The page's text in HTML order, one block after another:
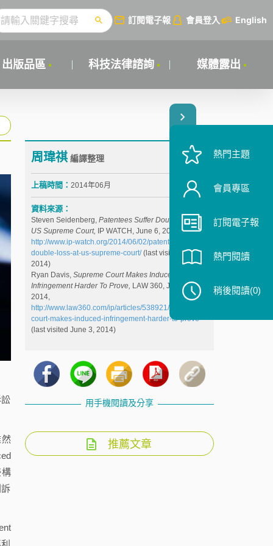
訂閱電子報 會員登入 English
出版品區 科技法律諮詢 媒體露出
周瑋祺編譯整理
上稿時間： 2014年06月
資料來源：
Steven Seidenberg, Patentees Suffer Double Loss At
US Supreme Court,
IP WATCH, June 6, 2014,
http://www.ip-watch.org/2014/06/02/patentees-suffer-
double-loss-at-us-supreme-court/(last visited June 3,
2014)
Ryan Davis, Supreme Court Makes Induced
Infringement Harder To Prove, LAW 360, June 3,
2014,
http://www.law360.com/ip/articles/538921/supreme-
court-makes-induced-infringement-harder-to-prove
(last visited June 3, 2014)
用手機閱讀及分享
推薦文章
熱門主題
會員專區
訂閱電子報
熱門閱讀
稍後閱讀(0)